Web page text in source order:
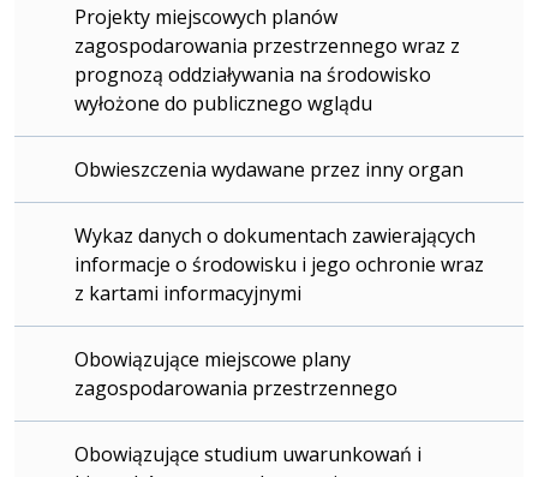
Projekty miejscowych planów
zagospodarowania przestrzennego wraz z
prognozą oddziaływania na środowisko
wyłożone do publicznego wglądu
Obwieszczenia wydawane przez inny organ
Wykaz danych o dokumentach zawierających
informacje o środowisku i jego ochronie wraz
z kartami informacyjnymi
Obowiązujące miejscowe plany
zagospodarowania przestrzennego
Obowiązujące studium uwarunkowań i